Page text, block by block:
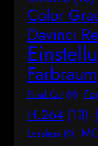
Color
Davinci
Farbraum
Final Cut (9)
H.264 (13)
Lossless (9)